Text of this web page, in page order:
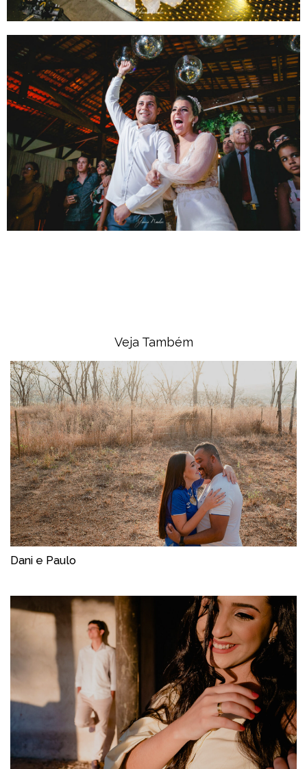
Veja Também
Dani e Paulo